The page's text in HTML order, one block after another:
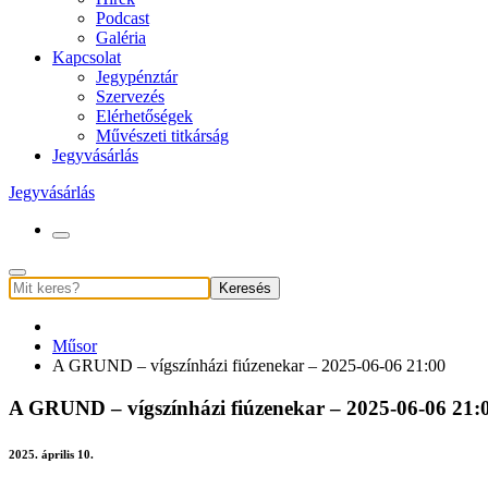
Podcast
Galéria
Kapcsolat
Jegypénztár
Szervezés
Elérhetőségek
Művészeti titkárság
Jegyvásárlás
Jegyvásárlás
Keresés
Műsor
A GRUND – vígszínházi fiúzenekar – 2025-06-06 21:00
A GRUND – vígszínházi fiúzenekar – 2025-06-06
2025. április 10.